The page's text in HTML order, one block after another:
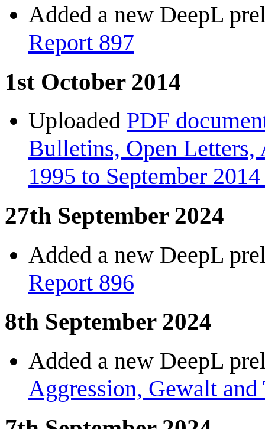
Added a new DeepL
Report 897
1st October 2014
Uploaded PDF
Bulletins, Open
1995 to September
27th September 2024
Added a new DeepL
Report 896
8th September 2024
Added a new DeepL
Aggression, Gewalt and